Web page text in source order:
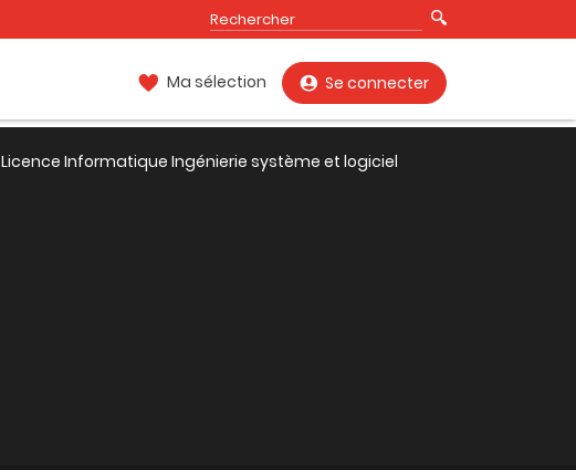
Ma sélection Se connecter
Licence Informatique Ingénierie système et logiciel